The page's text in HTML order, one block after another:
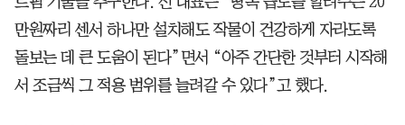
만원짜리 센서 하나만 설치해도 작물이 건강하게 자라도록
돌보는 데 큰 도움이 된다”면서 “아주 간단한 것부터 시작해
서 조금씩 그 적용 범위를 늘려갈 수 있다”고 했다.